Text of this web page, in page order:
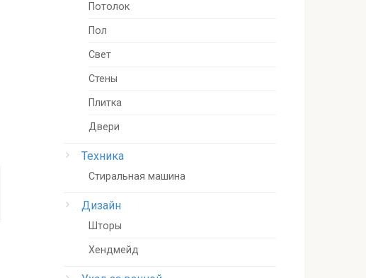
Потолок
Пол
Свет
Стены
Плитка
Двери
Техника
Стиральная машина
Дизайн
Шторы
Хендмейд